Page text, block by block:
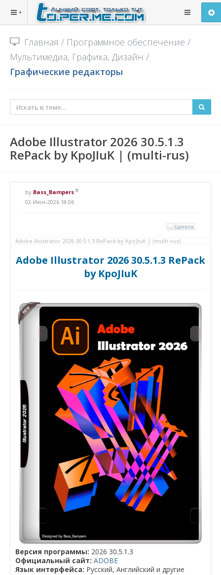
Главная / Программное обеспечение /
Мультимедиа, Графика, Дизайн /
Графические редакторы
Adobe Illustrator 2026 30.5.1.3
RePack by KpoJIuK | (multi-rus)
by Bass_Bampers ®
02-Июн-2026 18:06
Adobe Illustrator 2026 30.5.1.3 RePack by KpoJIuK | (multi-rus)
Adobe Illustrator 2026 30.5.1.3 RePack
by KpoJIuK
Версия программы: 2026 30.5.1.3
Официальный сайт: ADOBE
Язык интерфейса: Русский, Английский и другие